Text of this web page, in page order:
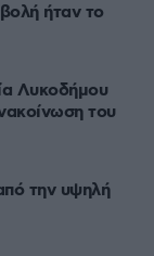
ήταν το
Λυκοδήμου
του
την υψηλή